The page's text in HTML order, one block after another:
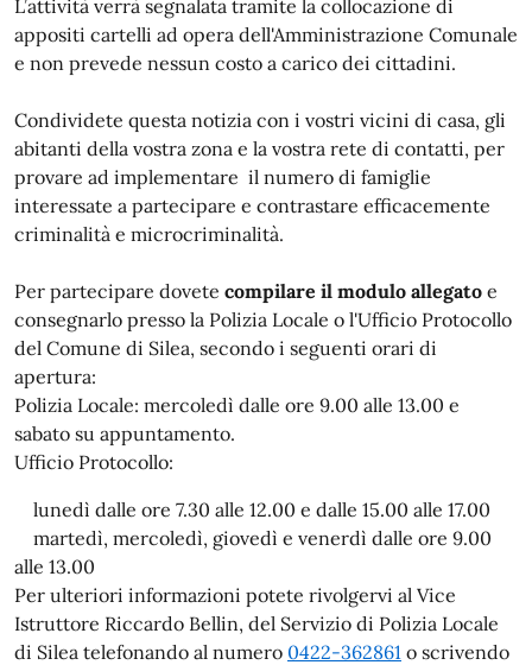
L’attività verrà segnalata tramite la collocazione di
appositi cartelli ad opera dell'Amministrazione Comunale
e non prevede nessun costo a carico dei cittadini.
Condividete questa notizia con i vostri vicini di casa, gli
abitanti della vostra zona e la vostra rete di contatti, per
provare ad implementare il numero di famiglie
interessate a partecipare e contrastare efficacemente
criminalità e microcriminalità.
Per partecipare dovete compilare il modulo allegato e
consegnarlo presso la Polizia Locale o l'Ufficio Protocollo
del Comune di Silea, secondo i seguenti orari di
apertura:
Polizia Locale: mercoledì dalle ore 9.00 alle 13.00 e
sabato su appuntamento.
Ufficio Protocollo:
lunedì dalle ore 7.30 alle 12.00 e dalle 15.00 alle 17.00
martedì, mercoledì, giovedì e venerdì dalle ore 9.00
alle 13.00
Per ulteriori informazioni potete rivolgervi al Vice
Istruttore Riccardo Bellin, del Servizio di Polizia Locale
di Silea telefonando al numero 0422-362861 o scrivendo